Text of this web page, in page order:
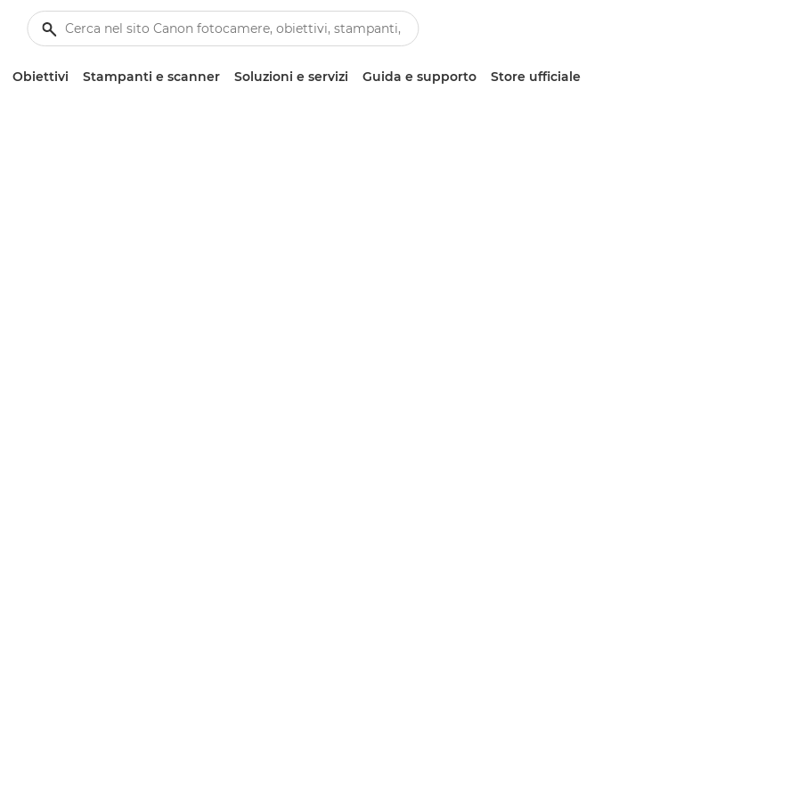
Obiettivi Stampanti e scanner Soluzioni e servizi Guida e supporto Store ufficiale